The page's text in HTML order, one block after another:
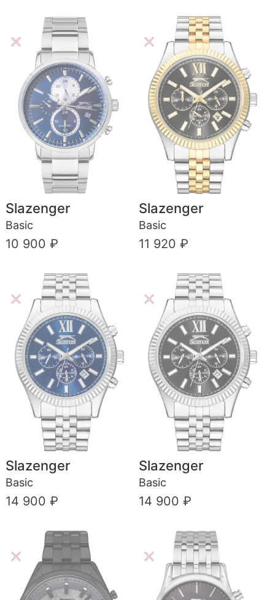
Slazenger
Basic
10 900 ₽
Slazenger
Basic
11 920 ₽
Slazenger
Basic
14 900 ₽
Slazenger
Basic
14 900 ₽